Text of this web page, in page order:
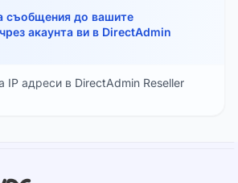
съобщения до вашите
акаунта ви в DirectAdmin
IP адреси в DirectAdmin Reseller